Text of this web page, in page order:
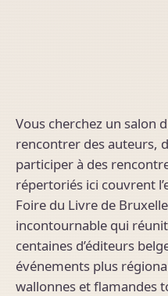
Vous cherchez un salon
rencontrer des auteurs,
participer à des
répertoriés ici couvrent
Foire du Livre de
incontournable qui
centaines d’éditeurs
événements plus
wallonnes et flamandes